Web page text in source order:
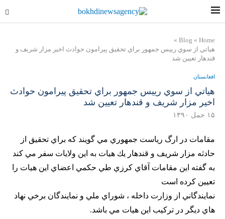
Home
»
Blog
»
هياتي از سوي رييس جمهور براي تحقيق پيرامون حوادث اخير مزار شريف و
قندهار تعيين شد
افغانستان
هياتي از سوي رييس جمهور براي تحقيق پيرامون حوادث
اخير مزار شريف و قندهار تعيين شد
۱۵ حمل ۱۳۹۰
مقامات در ارگ رياست جمهوري مي گويند كه براي تحقيق از
حادثه مزار شريف و قندهار يك هيات به اين ولايات سفر مي كند
به گفته اين مقامات آقاي كرزي طي حكمي اعضاي اين هيات را
تعيين كرده است
نمايندگاني از وزارت داخله ، شوراي ملي و نمايندگان برخي نهاد
هاي ديگر در تركيب اين هيات مي باشد.